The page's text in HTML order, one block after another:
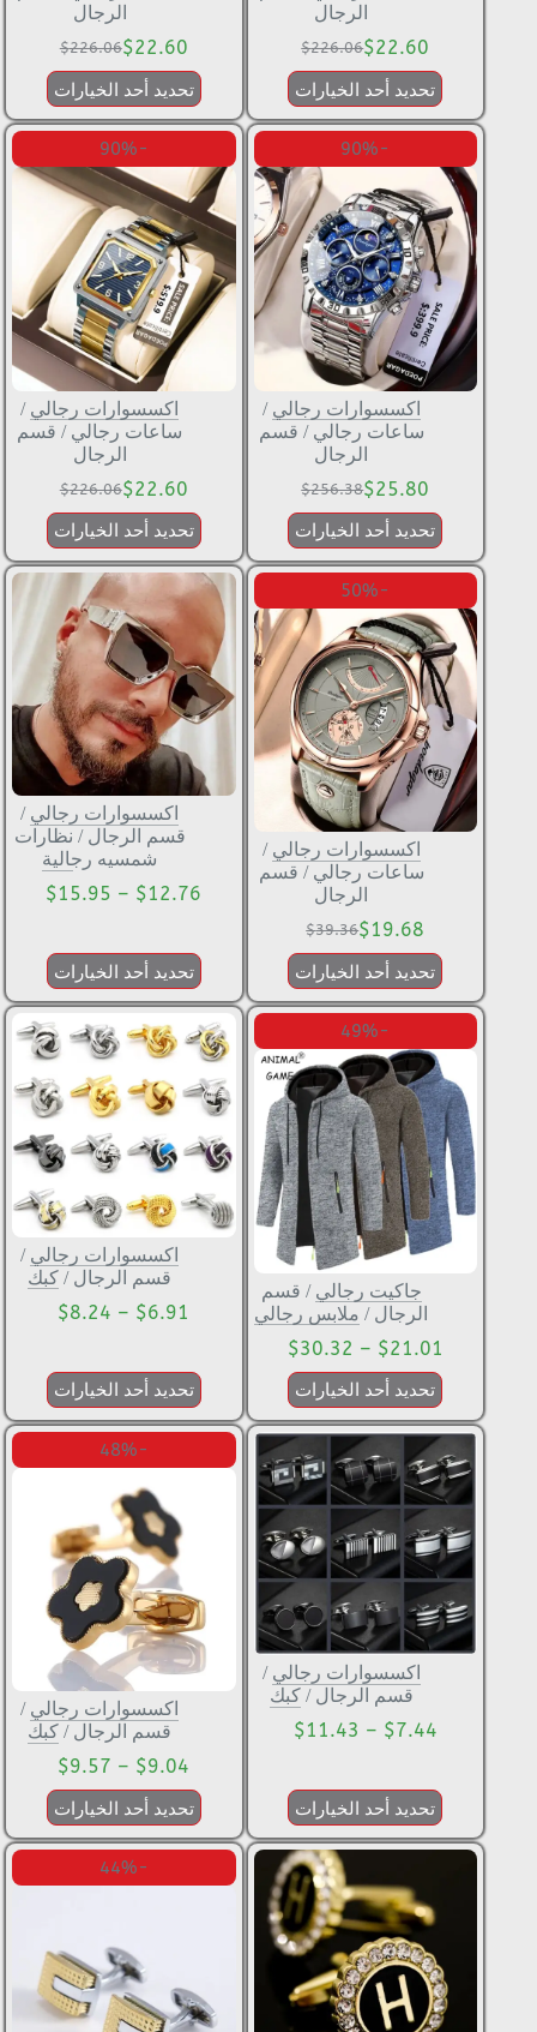
الرجال
$226.06$22.60
تحديد أحد الخيارات
الرجال
$226.06$22.60
تحديد أحد الخيارات
-90%
اكسسوارات رجالي /
ساعات رجالي / قسم
الرجال
$256.38$25.80
تحديد أحد الخيارات
-90%
اكسسوارات رجالي /
ساعات رجالي / قسم
الرجال
$226.06$22.60
تحديد أحد الخيارات
-50%
اكسسوارات رجالي /
ساعات رجالي / قسم
الرجال
$39.36$19.68
تحديد أحد الخيارات
اكسسوارات رجالي /
قسم الرجال / نظارات
شمسيه رجالية
$12.76
–
$15.95
تحديد أحد الخيارات
-49%
جاكيت رجالي / قسم
الرجال / ملابس رجالي
$21.01
–
$30.32
تحديد أحد الخيارات
اكسسوارات رجالي /
قسم الرجال / كبك
$6.91
–
$8.24
تحديد أحد الخيارات
اكسسوارات رجالي /
قسم الرجال /كبك
$7.44
–
$11.43
تحديد أحد الخيارات
-48%
اكسسوارات رجالي /
قسم الرجال / كبك
$9.04
–
$9.57
تحديد أحد الخيارات
-44%